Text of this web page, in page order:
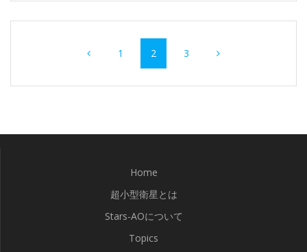
ナ
ペ1
ペ
ー
2
ペ
3
Home
超小型衛星とは
Stars-AOについて
Topics